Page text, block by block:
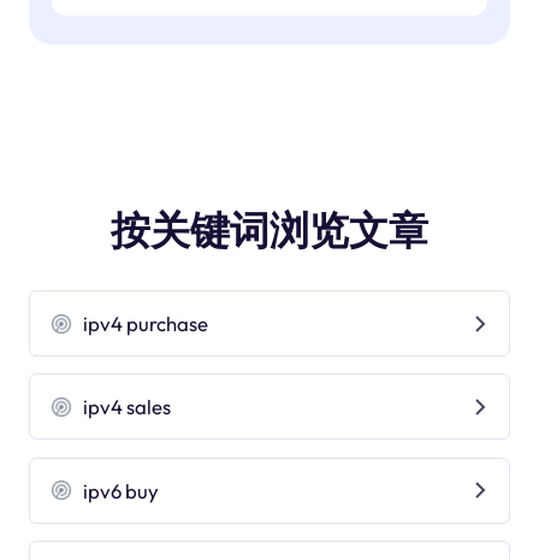
按关键词浏览文章
ipv4 purchase
ipv4 sales
ipv6 buy